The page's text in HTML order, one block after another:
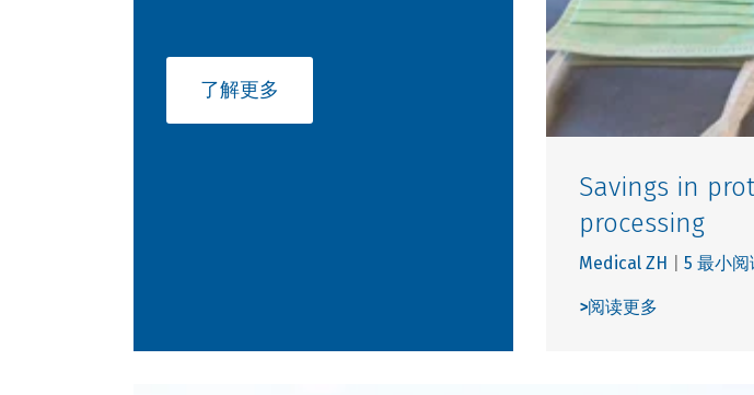
了解更多
Savings in
processing
Medical ZH 5 最小阅
>阅读更多